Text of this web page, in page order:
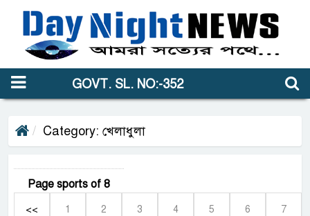
GOVT. SL. NO:-352
Category: খেলাধুলা
Page sports of 8
<< 1 2 3 4 5 6 7